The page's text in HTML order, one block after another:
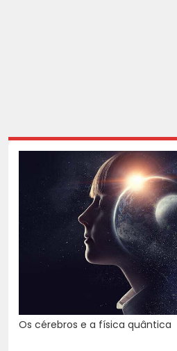
Os cérebros e a física quântica